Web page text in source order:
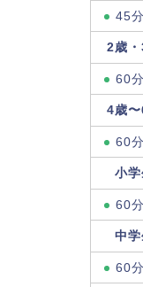
45
2歳・
60
4歳〜
60
小学
60
中学
60